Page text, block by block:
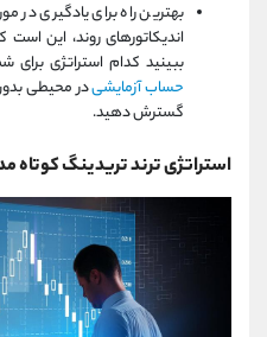
بهترین راه برای یادگیری در
اندیکاتورهای روند، این
ببینید کدام استراتژی
حساب آزمایشیدر محیطی
گسترش دهید.
استراتژی ترند تریدینگ کوتاه